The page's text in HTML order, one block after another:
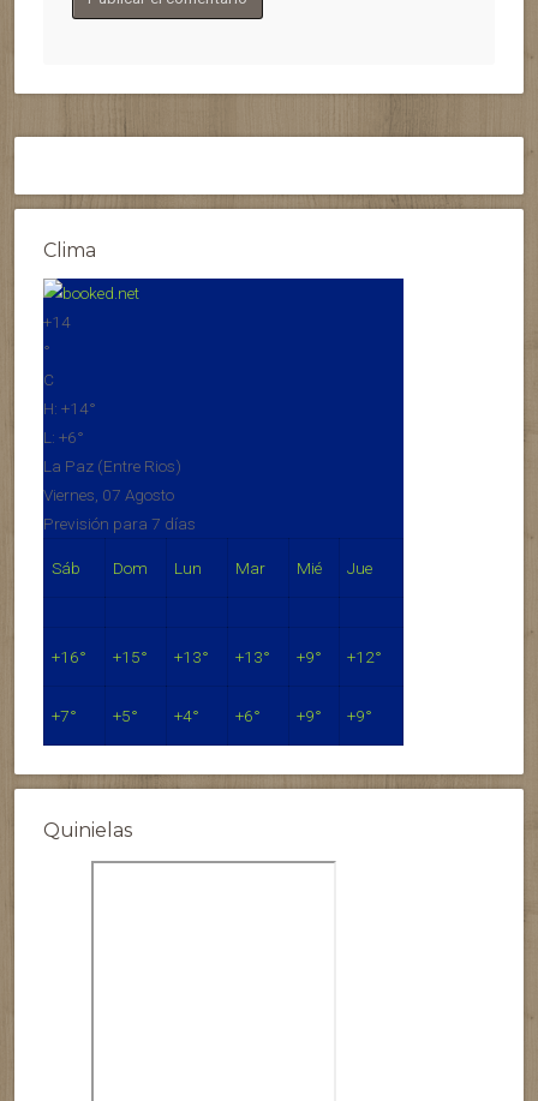
Clima
+14
°
C
H: +14°
L: +6°
La Paz (Entre Rios)
Viernes, 07 Agosto
Previsión para 7 días
Sáb Dom Lun Mar Mié Jue
+16° +15° +13° +13° +9° +12°
+7° +5° +4° +6° +9° +9°
Quinielas